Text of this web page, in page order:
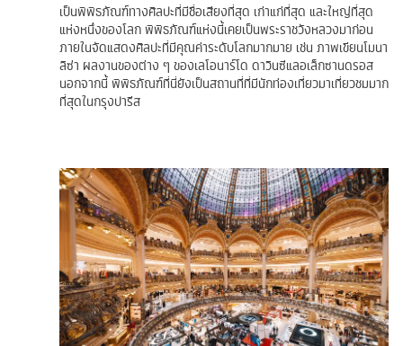
เป็นพิพิธภัณฑ์ทางศิลปะที่มีชื่อเสียงที่สุด เก่าแก่ที่สุด และใหญ่ที่สุด
แห่งหนึ่งของโลก พิพิธภัณฑ์แห่งนี้เคยเป็นพระราชวังหลวงมาก่อน
ภายในจัดแสดงศิลปะที่มีคุณค่าระดับโลกมากมาย เช่น ภาพเขียนโมนา
ลิซ่า ผลงานของต่าง ๆ ของเลโอนาร์โด ดาวินซีแลอเล็กซานดรอส
นอกจากนี้ พิพิธภัณฑ์ที่นี่ยังเป็นสถานที่ที่มีนักท่องเที่ยวมาเที่ยวชมมาก
ที่สุดในกรุงปารีส